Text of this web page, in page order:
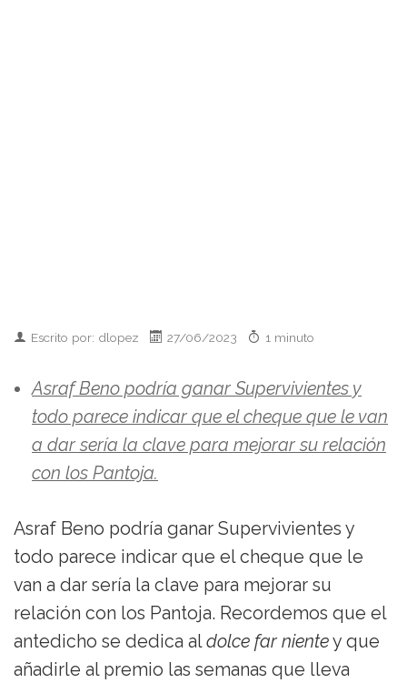
Escrito por: dlopez 27/06/2023 1 minuto
Asraf Beno podría ganar Supervivientes y
todo parece indicar que el cheque que le van
a dar sería la clave para mejorar su relación
con los Pantoja.
Asraf Beno podría ganar Supervivientes y
todo parece indicar que el cheque que le
van a dar sería la clave para mejorar su
relación con los Pantoja. Recordemos que el
antedicho se dedica aldolce far nientey que
añadirle al premio las semanas que lleva